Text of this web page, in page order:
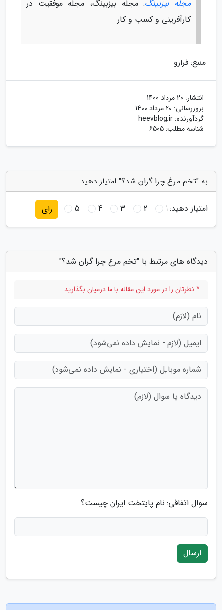
مجله بیزبینگ: مجله بیزبینگ، مجله موفقیت در
کارآفرینی و کسب و کار
منبع: فرارو
انتشار: 20 مرداد 1400
بروزرسانی: 20 مرداد 1400
گردآورنده: heevblog.ir
شناسه مطلب: 6505
به "تخم مرغ چرا گران شد؟" امتیاز دهید
امتیاز دهید:1
2
3
4
5 رای
دیدگاه های مرتبط با "تخم مرغ چرا گران شد؟"
* نظرتان را در مورد این مقاله با ما درمیان بگذارید
سوال اتفاقی: نام پایتخت ایران چیست؟
ارسال